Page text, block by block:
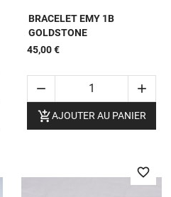
BRACELET EMY 1B
GOLDSTONE
45,00 €


AJOUTER AU PANIER
favorite_border